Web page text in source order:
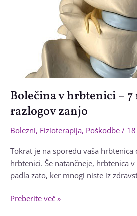
Bolečina v hrbtenici –
razlogov zanjo
Bolezni, Fizioterapija, Poškodbe /
Tokrat je na sporedu vaša
hrbtenici. Še natančneje, hrbtenica
padla zato, ker mnogi niste iz
Bolečina
Preberite več »